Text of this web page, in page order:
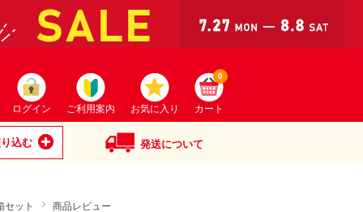
ログイン ご利用案内 お気に入り カート
0
込む 発送について
セット
商品レビュー